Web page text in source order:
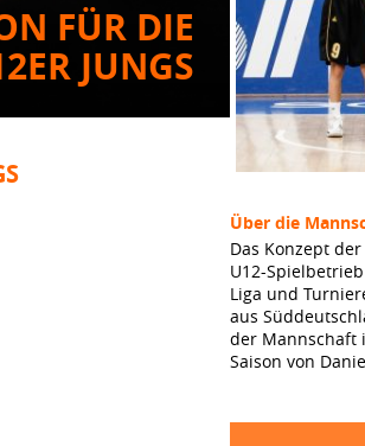
FÜR DIE 2
JUNGS
Über die
Das Konzept
U12-
Liga und
aus
der Mannschaft
Saison von